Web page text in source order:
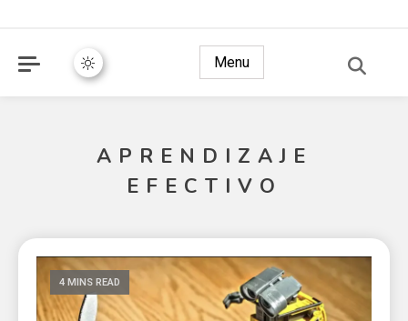
Menu
APRENDIZAJE
EFECTIVO
4 MINS READ